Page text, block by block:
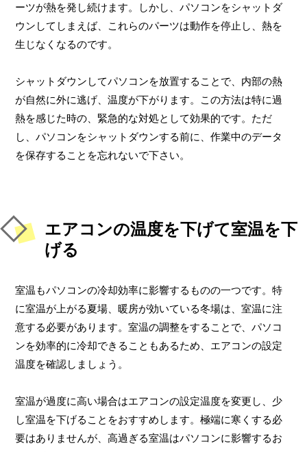
ーツが熱を発し続けます。しかし、パソコンをシャットダ
ウンしてしまえば、これらのパーツは動作を停止し、熱を
生じなくなるのです。
シャットダウンしてパソコンを放置することで、内部の熱
が自然に外に逃げ、温度が下がります。この方法は特に過
熱を感じた時の、緊急的な対処として効果的です。ただ
し、パソコンをシャットダウンする前に、作業中のデータ
を保存することを忘れないで下さい。
エアコンの温度を下げて室温を下
げる
室温もパソコンの冷却効率に影響するものの一つです。特
に室温が上がる夏場、暖房が効いている冬場は、室温に注
意する必要があります。室温の調整をすることで、パソコ
ンを効率的に冷却できることもあるため、エアコンの設定
温度を確認しましょう。
室温が過度に高い場合はエアコンの設定温度を変更し、少
し室温を下げることをおすすめします。極端に寒くする必
要はありませんが、高過ぎる室温はパソコンに影響するお